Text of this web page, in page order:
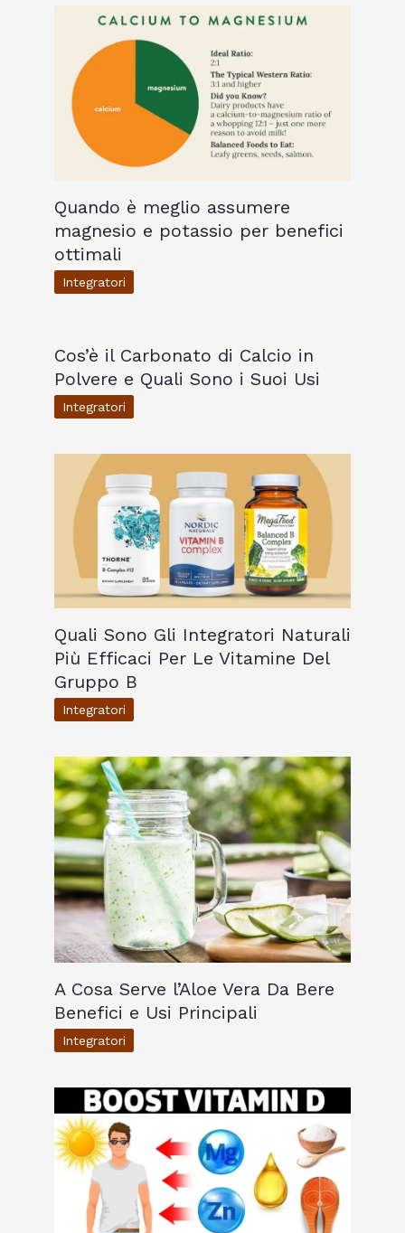
Quando è meglio assumere
magnesio e potassio per benefici
ottimali
Integratori
Cos’è il Carbonato di Calcio in
Polvere e Quali Sono i Suoi Usi
Integratori
Quali Sono Gli Integratori Naturali
Più Efficaci Per Le Vitamine Del
Gruppo B
Integratori
A Cosa Serve l’Aloe Vera Da Bere
Benefici e Usi Principali
Integratori